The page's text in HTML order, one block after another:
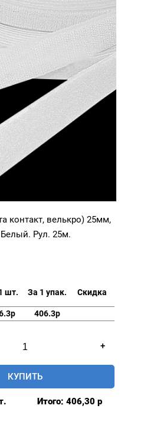
контакт, велькро) 25мм,
Белый. Рул. 25м.
шт. За 1 упак. Скидка
406.3р
товара
(лента
+
КУПИТЬ
Итого: 406,30 р